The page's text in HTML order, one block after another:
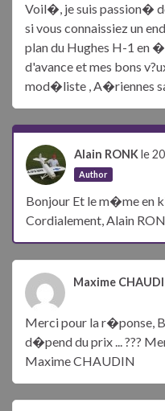
Voil�, je suis passion�
si vous connaissiez un
plan du Hughes H-1 en
d'avance et mes bons
mod�liste , A�riennes
Alain RONKle
Author
Bonjour Et le m�me en
Cordialement, Alain
Maxime
Merci pour la r�ponse,
d�pend du prix ... ???
Maxime CHAUDIN